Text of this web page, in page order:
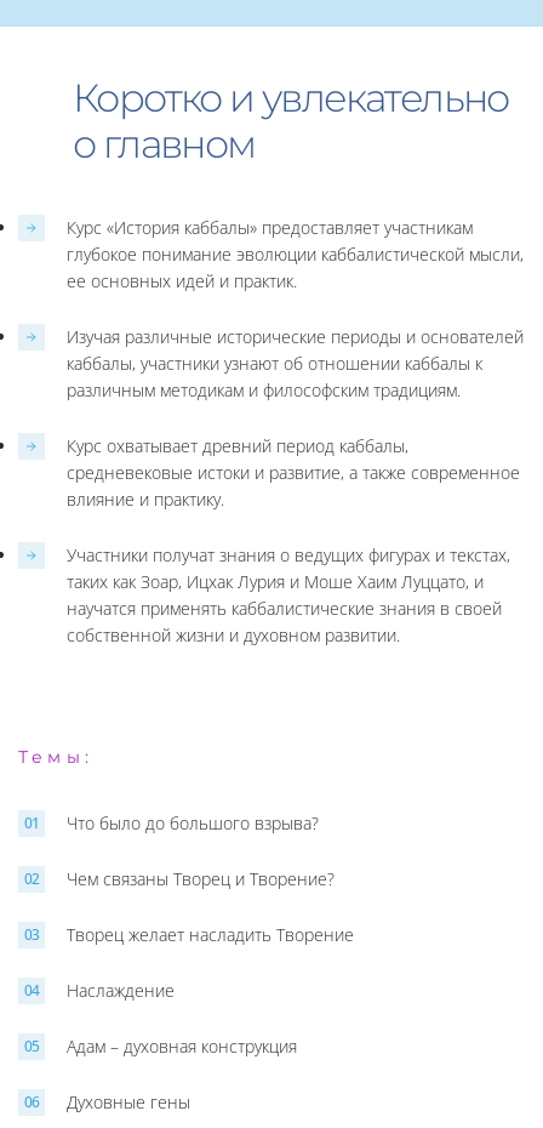
Коротко и увлекательно
о главном
Курс «История каббалы» предоставляет участникам
глубокое понимание эволюции каббалистической мысли,
ее основных идей и практик.
Изучая различные исторические периоды и основателей
каббалы, участники узнают об отношении каббалы к
различным методикам и философским традициям.
Курс охватывает древний период каббалы,
средневековые истоки и развитие, а также современное
влияние и практику.
Участники получат знания о ведущих фигурах и текстах,
таких как Зоар, Ицхак Лурия и Моше Хаим Луццато, и
научатся применять каббалистические знания в своей
собственной жизни и духовном развитии.
Темы:
Что было до большого взрыва?
Чем связаны Творец и Творение?
Творец желает насладить Творение
Наслаждение
Адам – духовная конструкция
Духовные гены